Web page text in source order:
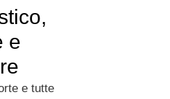
e
e tutte